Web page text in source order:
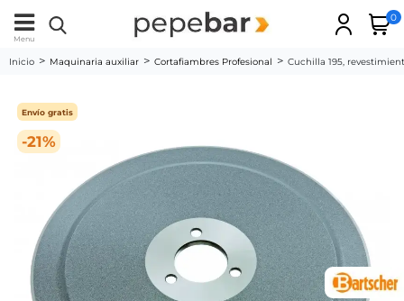
Menu
0
Inicio Maquinaria auxiliar Cortafiambres Profesional Cuchilla 195,
-21%
Envío gratis